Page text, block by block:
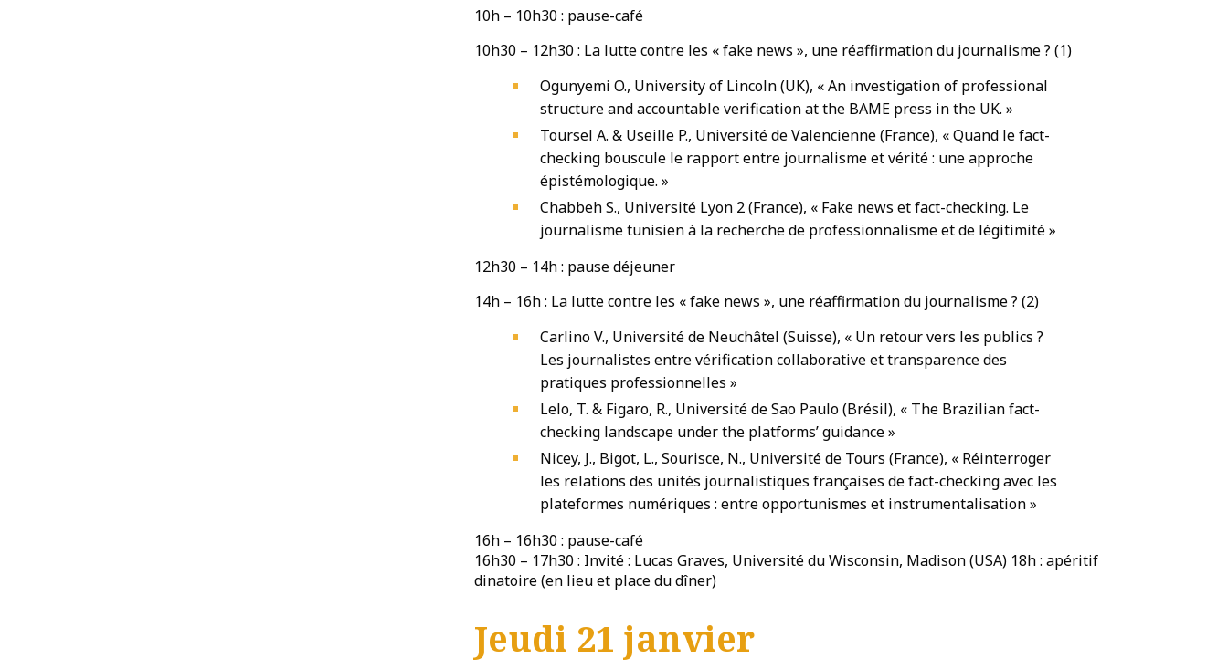
10h – 10h30 : pause-café
10h30 – 12h30 : La lutte contre les « fake news », une réaffirmation du journalisme ? (1)
Ogunyemi O., University of Lincoln (UK), « An investigation of professional
structure and accountable verification at the BAME press in the UK. »
Toursel A. & Useille P., Université de Valencienne (France), « Quand le fact-
checking bouscule le rapport entre journalisme et vérité : une approche
épistémologique. »
Chabbeh S., Université Lyon 2 (France), « Fake news et fact-checking. Le
journalisme tunisien à la recherche de professionnalisme et de légitimité »
12h30 – 14h : pause déjeuner
14h – 16h : La lutte contre les « fake news », une réaffirmation du journalisme ? (2)
Carlino V., Université de Neuchâtel (Suisse), « Un retour vers les publics ?
Les journalistes entre vérification collaborative et transparence des
pratiques professionnelles »
Lelo, T. & Figaro, R., Université de Sao Paulo (Brésil), « The Brazilian fact-
checking landscape under the platforms’ guidance »
Nicey, J., Bigot, L., Sourisce, N., Université de Tours (France), « Réinterroger
les relations des unités journalistiques françaises de fact-checking avec les
plateformes numériques : entre opportunismes et instrumentalisation »
16h – 16h30 : pause-café
16h30 – 17h30 : Invité : Lucas Graves, Université du Wisconsin, Madison (USA) 18h : apéritif
dinatoire (en lieu et place du dîner)
Jeudi 21 janvier